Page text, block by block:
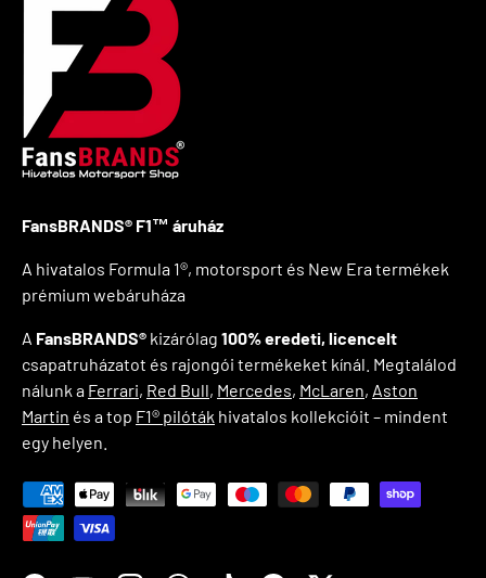
FansBRANDS® F1™ áruház
A hivatalos Formula 1®, motorsport és New Era termékek
prémium webáruháza
A FansBRANDS® kizárólag 100% eredeti, licencelt
csapatruházatot és rajongói termékeket kínál. Megtalálod
nálunk a Ferrari, Red Bull, Mercedes, McLaren, Aston
Martin és a top F1® pilóták hivatalos kollekcióit – mindent
egy helyen.
Payment methods accepted